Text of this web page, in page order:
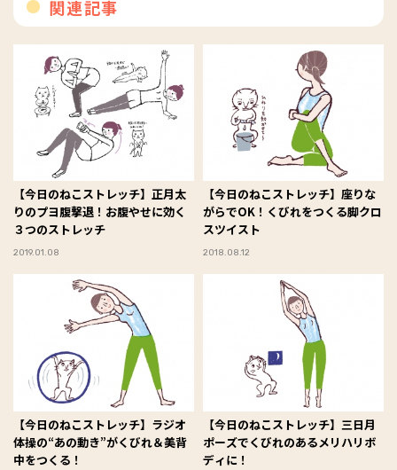
関連記事
【今日のねこストレッチ】正月太
りのプヨ腹撃退！お腹やせに効く
３つのストレッチ
2019.01.08
【今日のねこストレッチ】座りな
がらでOK！くびれをつくる脚クロ
スツイスト
2018.08.12
【今日のねこストレッチ】ラジオ
体操の“あの動き”がくびれ＆美背
中をつくる！
【今日のねこストレッチ】三日月
ポーズでくびれのあるメリハリボ
ディに！